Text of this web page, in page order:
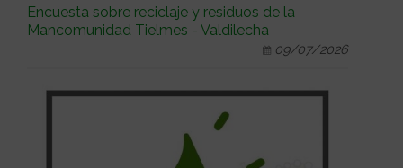
Encuesta sobre reciclaje y residuos de la
Mancomunidad Tielmes - Valdilecha
09/07/2026